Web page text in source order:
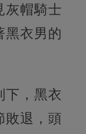
灰帽騎士
黑衣男的
下，黑衣
敗退，頭